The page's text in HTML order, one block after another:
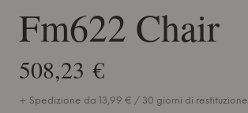
Fm622 Chair
508,23 €
+ Spedizione da 13,99 € / 30 giorni di restituzione